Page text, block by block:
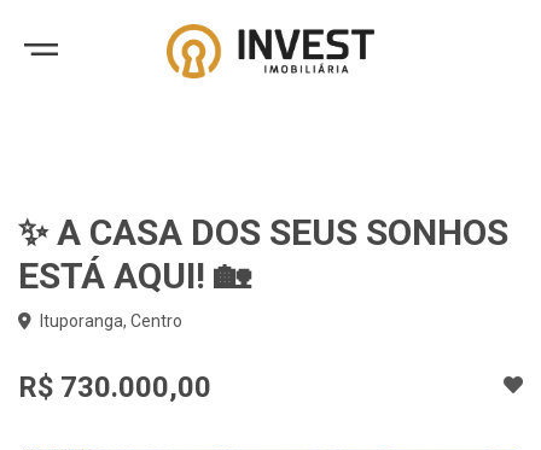
✨ A CASA DOS SEUS SONHOS
ESTÁ AQUI! 🏡
Ituporanga, Centro
R$ 730.000,00